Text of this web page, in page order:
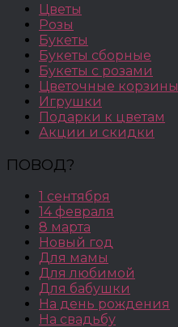
Цветы
Розы
Букеты
Букеты сборные
Букеты с розами
Цветочные корзины
Игрушки
Подарки к цветам
Акции и скидки
ПОВОД?
1 сентября
14 февраля
8 марта
Новый год
Для мамы
Для любимой
Для бабушки
На день рождения
На свадьбу